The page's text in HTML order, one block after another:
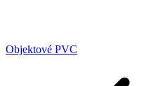
Objektové PVC